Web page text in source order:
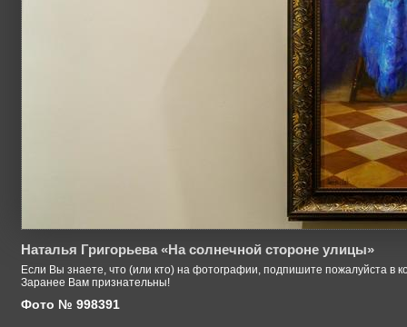
Наталья Григорьева «На солнечной стороне улицы»
Если Вы знаете, что (или кто) на фотографии, подпишите пожалуйста в
Заранее Вам признательны!
Фото № 998391